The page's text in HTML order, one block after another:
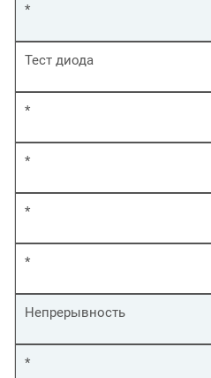
*
Тест диода
*
*
*
*
Непрерывность
*